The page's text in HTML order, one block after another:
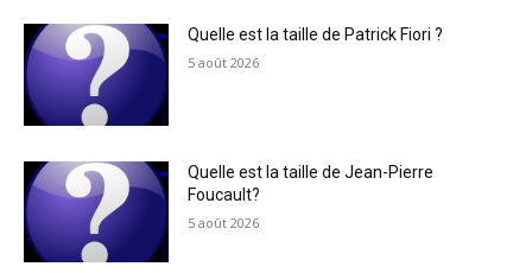
Quelle est la taille de Patrick Fiori ?
5 août 2026
Quelle est la taille de Jean-Pierre
Foucault?
5 août 2026